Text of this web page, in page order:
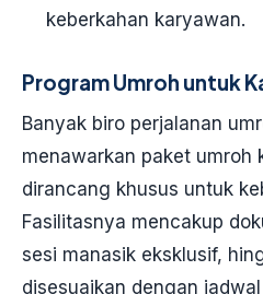
keberkahan karyawan.
Program Umroh untuk
Banyak biro perjalanan
menawarkan paket umroh
dirancang khusus untuk
Fasilitasnya mencakup
sesi manasik eksklusif,
disesuaikan dengan